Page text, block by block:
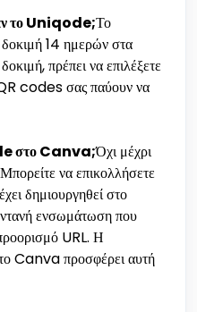
το Uniqode;Το
14 ημερών στα
πρέπει να επιλέξετε
codes σας παύουν να
στο Canva;Όχι μέχρι
να επικολλήσετε
δημιουργηθεί στο
ενσωμάτωση που
URL. Η
Canva προσφέρει αυτή